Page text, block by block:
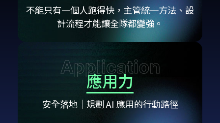
不能只有一個人跑得快，主管統一方法、設
計流程才能讓全隊都變強。
Application
應用力
安全落地│規劃 AI 應用的行動路徑